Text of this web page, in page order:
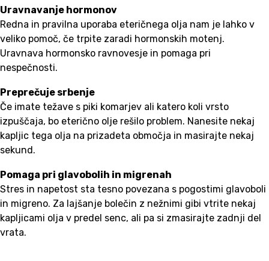
Uravnavanje hormonov
Redna in pravilna uporaba eteričnega olja nam je lahko v
veliko pomoč, če trpite zaradi hormonskih motenj.
Uravnava hormonsko ravnovesje in pomaga pri
nespečnosti.
Preprečuje srbenje
Če imate težave s piki komarjev ali katero koli vrsto
izpuščaja, bo eterično olje rešilo problem. Nanesite nekaj
kapljic tega olja na prizadeta območja in masirajte nekaj
sekund.
Pomaga pri glavobolih in migrenah
Stres in napetost sta tesno povezana s pogostimi glavoboli
in migreno. Za lajšanje bolečin z nežnimi gibi vtrite nekaj
kapljicami olja v predel senc, ali pa si zmasirajte zadnji del
vrata.